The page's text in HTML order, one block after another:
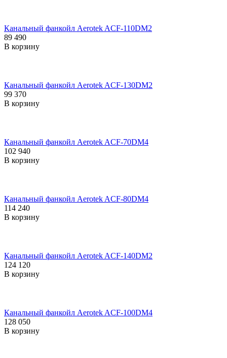
Канальный фанкойл Aerotek ACF-110DM2
89 490
В корзину
Канальный фанкойл Aerotek ACF-130DM2
99 370
В корзину
Канальный фанкойл Aerotek ACF-70DM4
102 940
В корзину
Канальный фанкойл Aerotek ACF-80DM4
114 240
В корзину
Канальный фанкойл Aerotek ACF-140DM2
124 120
В корзину
Канальный фанкойл Aerotek ACF-100DM4
128 050
В корзину